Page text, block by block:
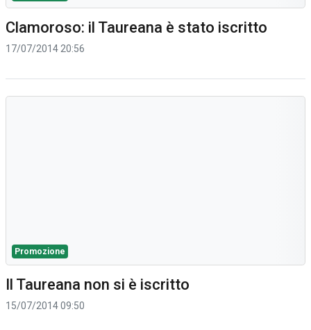
Clamoroso: il Taureana è stato iscritto
17/07/2014 20:56
Promozione
Il Taureana non si è iscritto
15/07/2014 09:50